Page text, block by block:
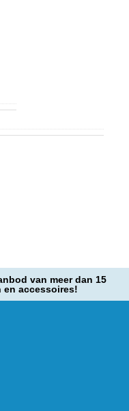
van meer dan 15
en accessoires!